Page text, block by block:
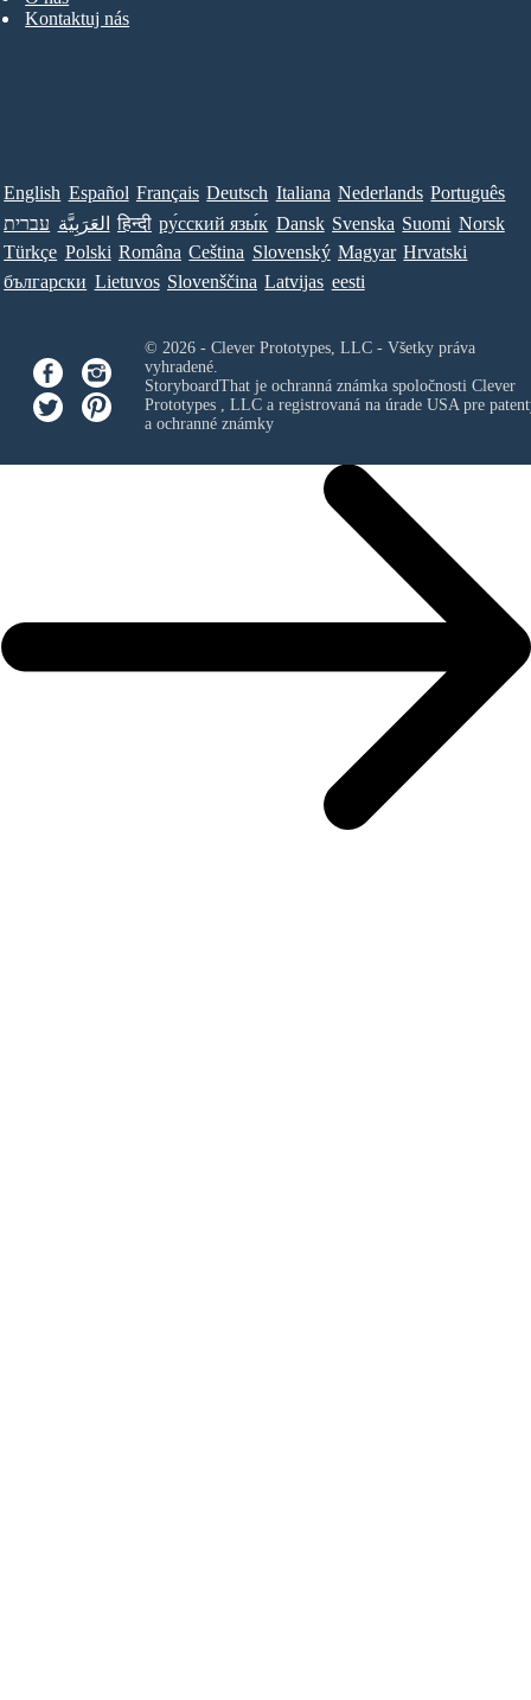
Kontaktuj nás
English Español Français Deutsch Italiana Nederlands Português
עברית العَرَبِيَّة हिन्दी ру́сский язы́к Dansk Svenska Suomi Norsk
Türkçe Polski Româna Ceština Slovenský Magyar Hrvatski
български Lietuvos Slovenščina Latvijas eesti
© 2026 - Clever Prototypes, LLC - Všetky práva
vyhradené.
StoryboardThat je ochranná známka spoločnosti Clever
Prototypes , LLCa registrovaná na úrade USA pre
a ochranné známky